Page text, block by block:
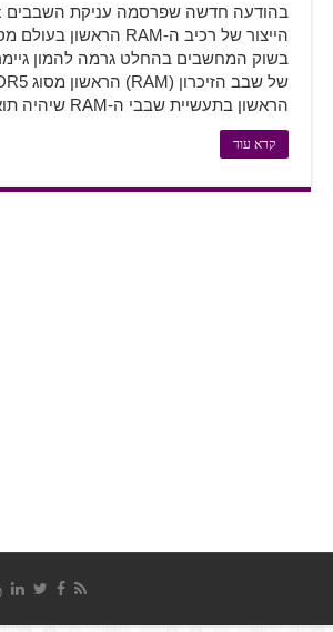
הראשון בתעשיית שבבי ה-RAM שיהיה תואם בצורה מלאה …
קרא עוד